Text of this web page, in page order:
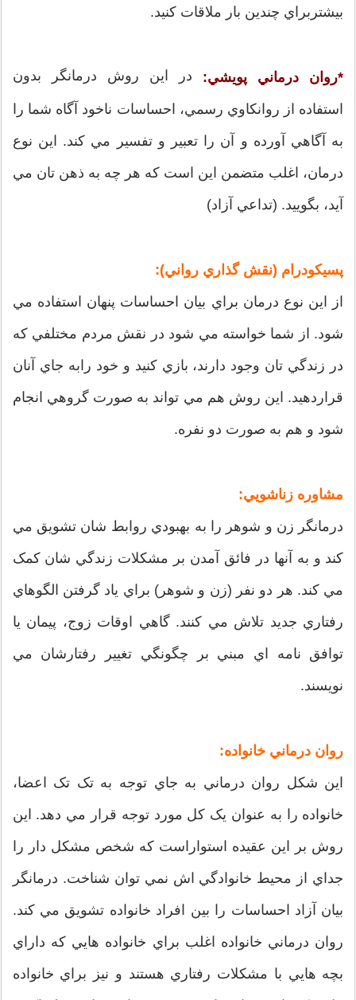
بيشتربراي چندين بار ملاقات کنيد.
*روان درماني پويشي: در اين روش درمانگر بدون
استفاده از روانکاوي رسمي، احساسات ناخود آگاه شما را
به آگاهي آورده و آن را تعبير و تفسير مي کند. اين نوع
درمان، اغلب متضمن اين است که هر چه به ذهن تان مي
آيد، بگوييد. (تداعي آزاد)
پسيکودرام (نقش گذاري رواني):
از اين نوع درمان براي بيان احساسات پنهان استفاده مي
شود. از شما خواسته مي شود در نقش مردم مختلفي که
در زندگي تان وجود دارند، بازي کنيد و خود رابه جاي آنان
قراردهيد. اين روش هم مي تواند به صورت گروهي انجام
شود و هم به صورت دو نفره.
مشاوره زناشويي:
درمانگر زن و شوهر را به بهبودي روابط شان تشويق مي
کند و به آنها در فائق آمدن بر مشکلات زندگي شان کمک
مي کند. هر دو نفر (زن و شوهر) براي ياد گرفتن الگوهاي
رفتاري جديد تلاش مي کنند. گاهي اوقات زوج، پيمان يا
توافق نامه اي مبني بر چگونگي تغيير رفتارشان مي
نويسند.
روان درماني خانواده:
اين شکل روان درماني به جاي توجه به تک تک اعضا،
خانواده را به عنوان يک کل مورد توجه قرار مي دهد. اين
روش بر اين عقيده استواراست که شخص مشکل دار را
جداي از محيط خانوادگي اش نمي توان شناخت. درمانگر
بيان آزاد احساسات را بين افراد خانواده تشويق مي کند.
روان درماني خانواده اغلب براي خانواده هايي که داراي
بچه هايي با مشکلات رفتاري هستند و نيز براي خانواده